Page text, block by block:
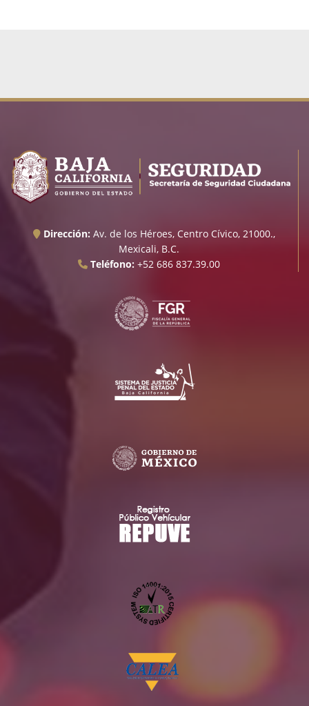
Dirección: Av. de los Héroes, Centro Cívico, 21000.,
Mexicali, B.C.
Teléfono: +52 686 837.39.00